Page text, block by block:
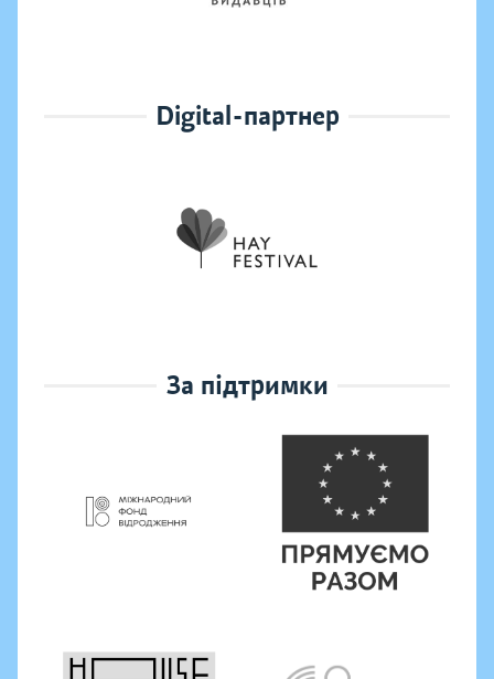
Digital-партнер
За підтримки